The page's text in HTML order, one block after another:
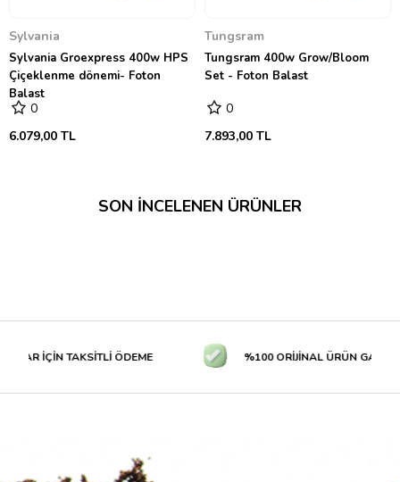
Sylvania
Sylvania Groexpress 400w HPS
Çiçeklenme dönemi- Foton
Balast
0
6.079,00 TL
Tungsram
Tungsram 400w Grow/Bloom
Set - Foton Balast
0
7.893,00 TL
SON İNCELENEN ÜRÜNLER
İÇİN TAKSİTLİ ÖDEME %100 ORİJİNAL ÜRÜN